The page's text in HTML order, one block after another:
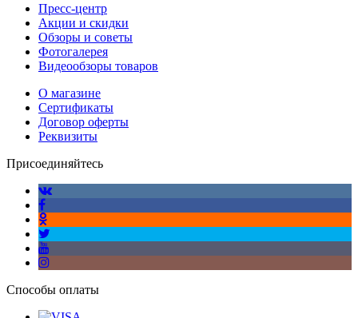
Пресс-центр
Акции и скидки
Обзоры и советы
Фотогалерея
Видеообзоры товаров
О магазине
Сертификаты
Договор оферты
Реквизиты
Присоединяйтесь
Способы оплаты